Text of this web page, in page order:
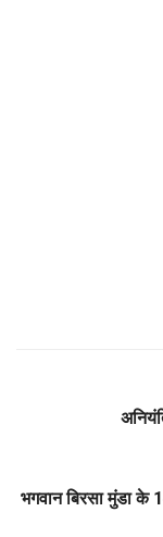
भगवान बिरसा मुंडा के